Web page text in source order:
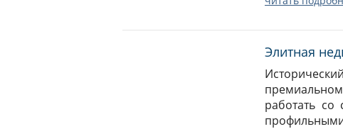
Элитная
работать со